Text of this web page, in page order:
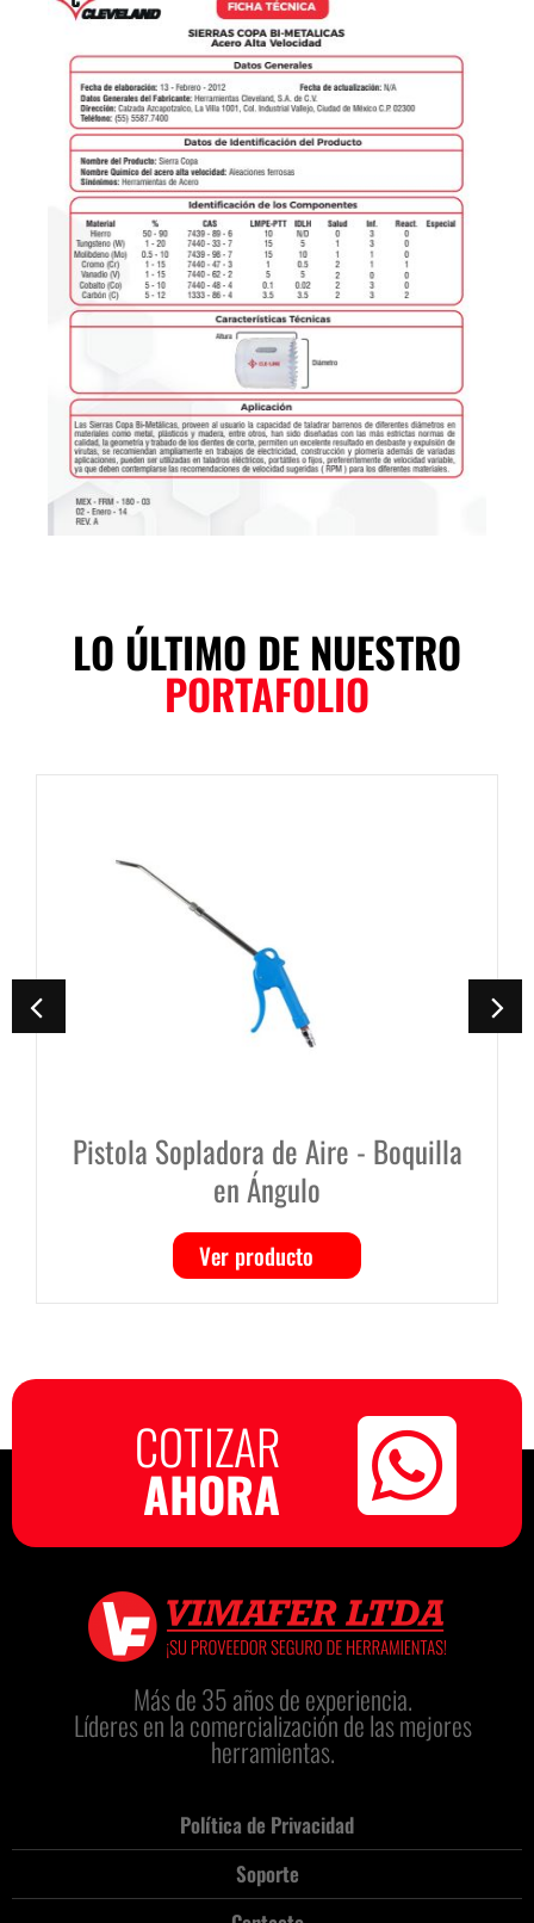
LO ÚLTIMO DE NUESTRO
PORTAFOLIO
Pistola Sopladora de Aire - Boquilla
en Ángulo
Ver producto
COTIZAR
AHORA
Más de 35 años de experiencia.
Líderes en la comercialización de las mejores
herramientas.
Política de Privacidad
Soporte